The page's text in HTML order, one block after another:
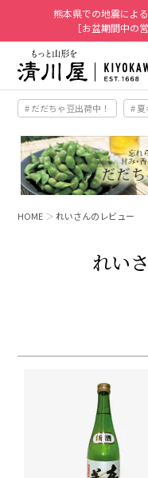
熊本県での地震によ
［お盆期間中の
# だだちゃ豆出荷中！ #
HOME れいさんのレビュー
れい